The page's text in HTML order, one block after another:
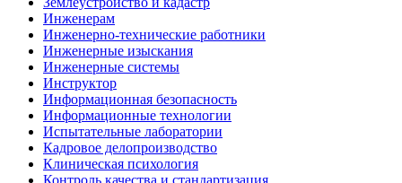
Инженерам
Инженерно-технические работники
Инженерные изыскания
Инженерные системы
Инструктор
Информационная безопасность
Информационные технологии
Испытательные лаборатории
Кадровое делопроизводство
Клиническая психология
Контроль качества и стандартизация